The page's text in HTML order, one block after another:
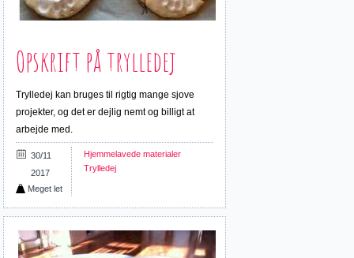
Opskrift på trylledej
Trylledej kan bruges til rigtig mange sjove
projekter, og det er dejlig nemt og billigt at
arbejde med.
30/11
2017
Meget let
Hjemmelavede materialer
Trylledej